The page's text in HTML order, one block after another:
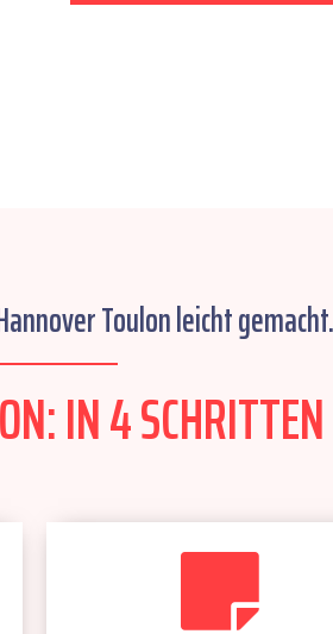
Toulon leicht gemacht.
IN 4